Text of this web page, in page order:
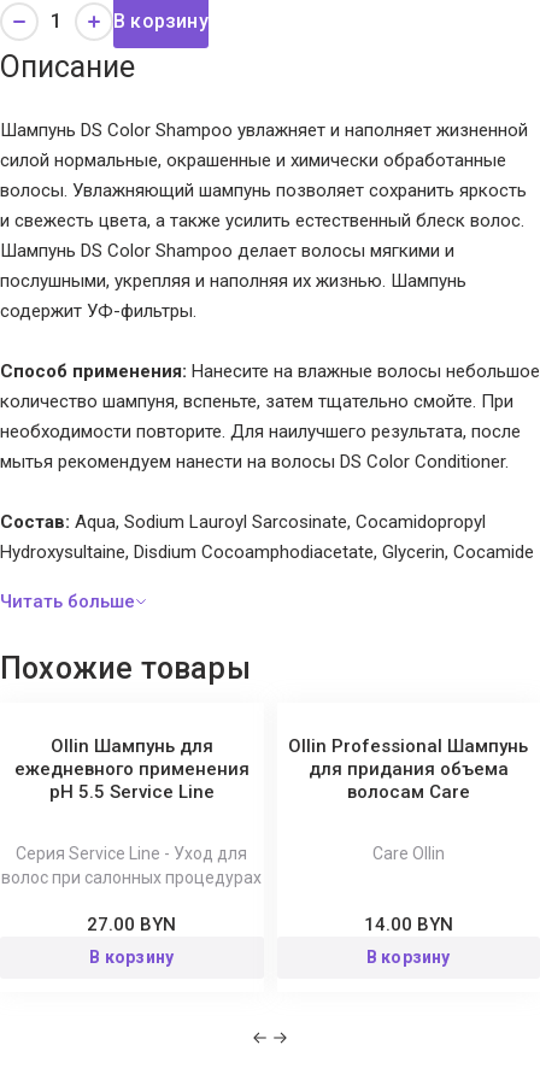
В корзину
Описание
Шампунь DS Color Shampoo увлажняет и наполняет жизненной
силой нормальные, окрашенные и химически обработанные
волосы. Увлажняющий шампунь позволяет сохранить яркость
и свежесть цвета, а также усилить естественный блеск волос.
Шампунь DS Color Shampoo делает волосы мягкими и
послушными, укрепляя и наполняя их жизнью. Шампунь
содержит УФ-фильтры.
Способ применения: Нанесите на влажные волосы небольшое
количество шампуня, вспеньте, затем тщательно смойте. При
необходимости повторите. Для наилучшего результата, после
мытья рекомендуем нанести на волосы DS Color Conditioner.
Состав: Aqua, Sodium Lauroyl Sarcosinate, Cocamidopropyl
Hydroxysultaine, Disdium Cocoamphodiacetate, Glycerin, Cocamide
Tosylate, Ethylhexyl Methoxycinnamate,
PEG-150 Pentaerythrityl Tetrastearate, PEG-6 Caprylic/Capric
Похожие товары
Ollin Шампунь для
ежедневного применения
рН 5.5 Service Line
Серия Service Line - Уход для
волос при салонных процедурах
27.00 BYN
В корзину
Ollin Professional Шампунь
для придания объема
волосам Сare
Care Ollin
14.00 BYN
В корзину